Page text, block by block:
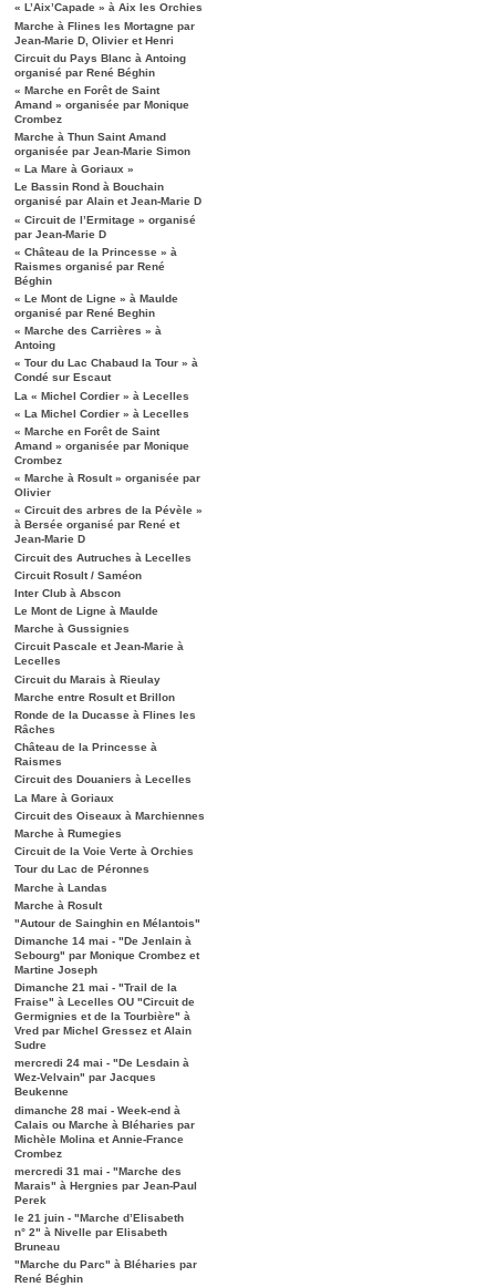
« L’Aix’Capade » à Aix les Orchies
Marche à Flines les Mortagne par
Jean-Marie D, Olivier et Henri
Circuit du Pays Blanc à Antoing
organisé par René Béghin
« Marche en Forêt de Saint
Amand » organisée par Monique
Crombez
Marche à Thun Saint Amand
organisée par Jean-Marie Simon
« La Mare à Goriaux »
Le Bassin Rond à Bouchain
organisé par Alain et Jean-Marie D
« Circuit de l’Ermitage » organisé
par Jean-Marie D
« Château de la Princesse » à
Raismes organisé par René
Béghin
« Le Mont de Ligne » à Maulde
organisé par René Beghin
« Marche des Carrières » à
Antoing
« Tour du Lac Chabaud la Tour » à
Condé sur Escaut
La « Michel Cordier » à Lecelles
« La Michel Cordier » à Lecelles
« Marche en Forêt de Saint
Amand » organisée par Monique
Crombez
« Marche à Rosult » organisée par
Olivier
« Circuit des arbres de la Pévèle »
à Bersée organisé par René et
Jean-Marie D
Circuit des Autruches à Lecelles
Circuit Rosult / Saméon
Inter Club à Abscon
Le Mont de Ligne à Maulde
Marche à Gussignies
Circuit Pascale et Jean-Marie à
Lecelles
Circuit du Marais à Rieulay
Marche entre Rosult et Brillon
Ronde de la Ducasse à Flines les
Râches
Château de la Princesse à
Raismes
Circuit des Douaniers à Lecelles
La Mare à Goriaux
Circuit des Oiseaux à Marchiennes
Marche à Rumegies
Circuit de la Voie Verte à Orchies
Tour du Lac de Péronnes
Marche à Landas
Marche à Rosult
"Autour de Sainghin en Mélantois"
Dimanche 14 mai - "De Jenlain à
Sebourg" par Monique Crombez et
Martine Joseph
Dimanche 21 mai - "Trail de la
Fraise" à Lecelles OU "Circuit de
Germignies et de la Tourbière" à
Vred par Michel Gressez et Alain
Sudre
mercredi 24 mai - "De Lesdain à
Wez-Velvain" par Jacques
Beukenne
dimanche 28 mai - Week-end à
Calais ou Marche à Bléharies par
Michèle Molina et Annie-France
Crombez
mercredi 31 mai - "Marche des
Marais" à Hergnies par Jean-Paul
Perek
le 21 juin - "Marche d’Elisabeth
n° 2" à Nivelle par Elisabeth
Bruneau
"Marche du Parc" à Bléharies par
René Béghin